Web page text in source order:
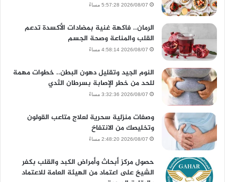
2026/08/07 5:57:28 مساءً
الرمان.. فاكهة غنية بمضادات الأكسدة تدعم
القلب والمناعة وصحة الجسم
2026/08/07 4:58:14 مساءً
النوم الجيد وتقليل دهون البطن.. خطوات مهمة
للحد من خطر الإصابة بسرطان الثدي
2026/08/07 3:32:36 مساءً
وصفات منزلية سحرية لعلاج متاعب القولون
وتخليصك من الانتفاخ
2026/08/07 2:48:20 مساءً
حصول مركز أبحاث وأمراض الكبد والقلب بكفر
الشيخ على اعتماد من الهيئة العامة للاعتماد